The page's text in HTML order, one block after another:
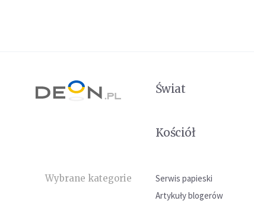
Świat
Kościół
Wybrane kategorie Serwis papieski
Artykuły blogerów